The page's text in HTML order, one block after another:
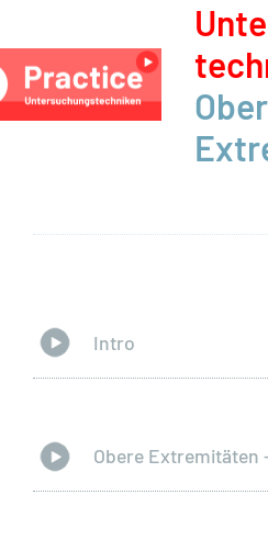
Intro
Obere Extremitäten